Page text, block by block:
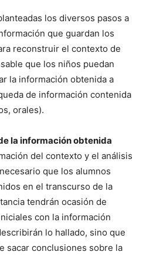
los diversos pasos a
que guardan los
reconstruir el contexto de
que los niños puedan
la información obtenida a
de información contenida
orales).
la información obtenida
del contexto y el análisis
que los alumnos
en el transcurso de la
tendrán ocasión de
con la información
lo hallado, sino que
sacar conclusiones sobre la